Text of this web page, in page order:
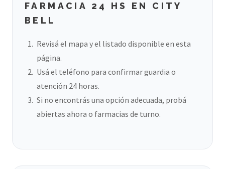
FARMACIA 24 HS EN CITY
BELL
Revisá el mapa y el listado disponible en esta
página.
Usá el teléfono para confirmar guardia o
atención 24 horas.
Si no encontrás una opción adecuada, probá
abiertas ahora o farmacias de turno.